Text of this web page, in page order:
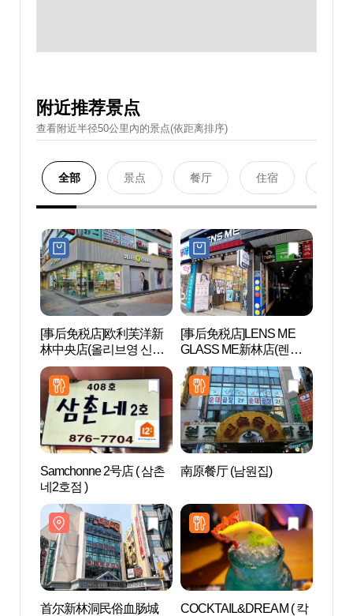
附近推荐景点
查看附近半径50公里內的景点(依距离排序)
全部 景点 餐厅 住宿
[事后免税店]欧利芙洋新
林中央店(올리브영 신림
중앙점)
[事后免税店]LENS ME
GLASS ME新林店(렌즈
미 글라스미 신림점)
Samchonne 2号店 ( 삼촌
네2호점 )
南原餐厅 (남원집)
首尔新林洞民俗血肠城
COCKTAIL&DREAM ( 칵